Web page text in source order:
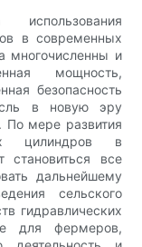
в современных
многочисленны и
мощность,
безопасность
в новую эру
По мере развития
цилиндров в
становиться все
дальнейшему
сельского
гидравлических
для фермеров,